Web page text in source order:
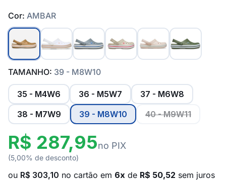
Cor: AMBAR
TAMANHO: 39 - M8W10
35 - M4W6 36 - M5W7
37 - M6W8
38 - M7W9
39 - M8W10 40 - M9W11
R$ 287,95no PIX
(5,00% de desconto)
ou R$ 303,10 no cartão em 6x de R$ 50,52 sem juros